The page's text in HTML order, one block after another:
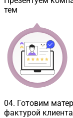
тем
04. Готовим
фактурой